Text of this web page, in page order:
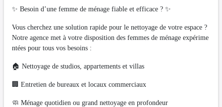
✨ Besoin d’une femme de ménage fiable et efficace ? ✨
Vous cherchez une solution rapide pour le nettoyage de votre espace ?
Notre agence met à votre disposition des femmes de ménage expérime
ntées pour tous vos besoins :
🏠 Nettoyage de studios, appartements et villas
🏢 Entretien de bureaux et locaux commerciaux
🧼 Ménage quotidien ou grand nettoyage en profondeur